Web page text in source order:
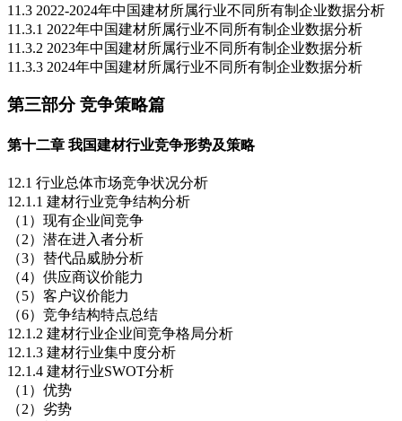
11.3 2022-2024年中国建材所属行业不同所有制企业数据分析
11.3.1 2022年中国建材所属行业不同所有制企业数据分析
11.3.2 2023年中国建材所属行业不同所有制企业数据分析
11.3.3 2024年中国建材所属行业不同所有制企业数据分析
第三部分 竞争策略篇
第十二章 我国建材行业竞争形势及策略
12.1 行业总体市场竞争状况分析
12.1.1 建材行业竞争结构分析
（1）现有企业间竞争
（2）潜在进入者分析
（3）替代品威胁分析
（4）供应商议价能力
（5）客户议价能力
（6）竞争结构特点总结
12.1.2 建材行业企业间竞争格局分析
12.1.3 建材行业集中度分析
12.1.4 建材行业SWOT分析
（1）优势
（2）劣势